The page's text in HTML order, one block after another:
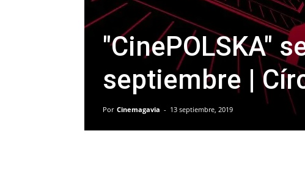
"CinePOLSKA"
septiembre |
Por Cinemagavia - 13 septiembre, 2019